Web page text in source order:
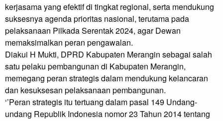
kerjasama yang efektif di tingkat regional, serta mendukung
suksesnya agenda prioritas nasional, terutama pada
pelaksanaan Pilkada Serentak 2024, agar Dewan
memaksimalkan peran pengawalan.
Diakui H Mukti, DPRD Kabupaten Merangin sebagai salah
satu pelaku pembangunan di Kabupaten Merangin,
memegang peran strategis dalam mendukung kelancaran
dan kesuksesan pelaksanaan pembangunan.
‘’Peran strategis itu tertuang dalam pasal 149 Undang-
undang Republik Indonesia nomor 23 Tahun 2014 tentang